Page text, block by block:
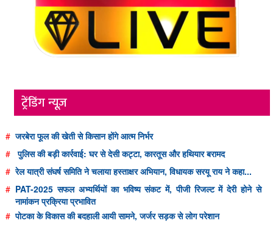
ट्रेंडिंग न्यूज़
# जरबेरा फूल की खेती से किसान होंगे आत्म निर्भर
# पुलिस की बड़ी कार्रवाई: घर से देसी कट्टा, कारतूस और हथियार बरामद
# रेल यात्री संघर्ष समिति ने चलाया हस्ताक्षर अभियान, विधायक सरयू राय ने कहा...
# PAT-2025 सफल अभ्यर्थियों का भविष्य संकट में, पीजी रिजल्ट में देरी होने से
नामांकन प्रक्रिया प्रभावित
# पोटका के विकास की बदहाली आयी सामने, जर्जर सड़क से लोग परेशान